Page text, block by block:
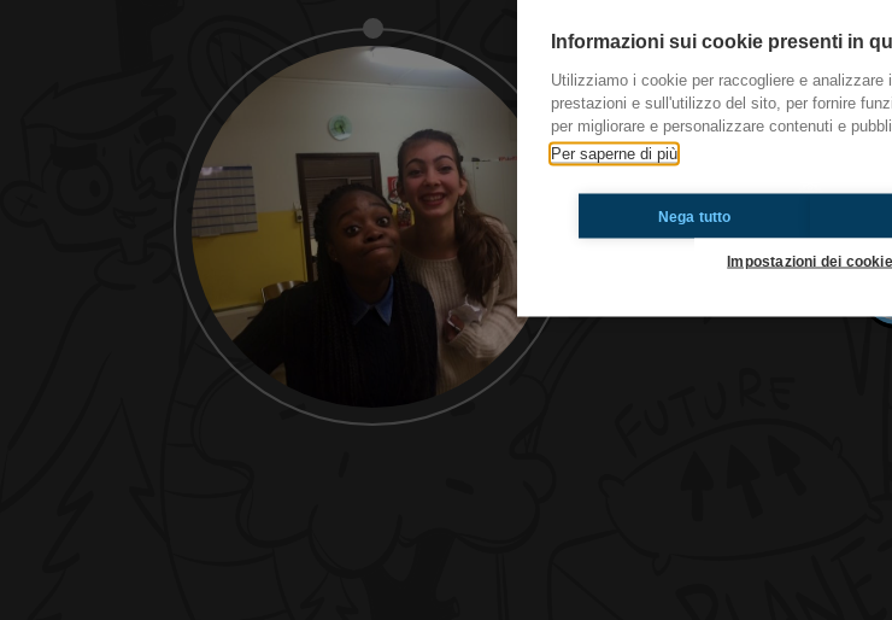
#tlm est fâché contre
Vous aussi vous discuté
souvent.Écoute nous pour
Informazioni sui cookie presenti in
Utilizziamo i cookie per raccogliere e analizzare
prestazioni e sull'utilizzo del sito, per fornire
per migliorare e personalizzare contenuti e
Per saperne di più
Nega tutto
Impostazioni dei cookie